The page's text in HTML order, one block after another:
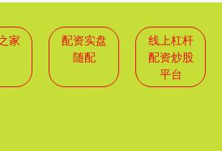
家
配资实盘
随配
线上杠杆
配资炒股
平台